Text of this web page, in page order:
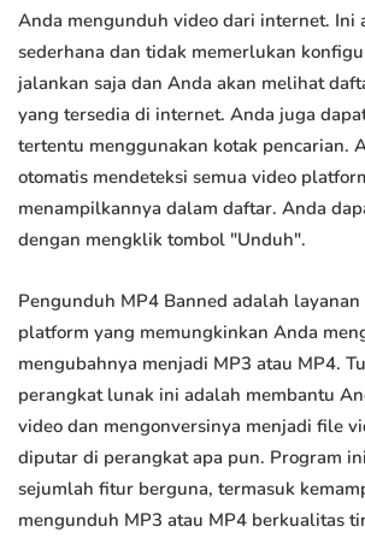
Anda mengunduh video dari internet. Ini
sederhana dan tidak memerlukan
jalankan saja dan Anda akan melihat
yang tersedia di internet. Anda juga
tertentu menggunakan kotak pencarian.
otomatis mendeteksi semua video
menampilkannya dalam daftar. Anda
dengan mengklik tombol "Unduh".
Pengunduh MP4 Banned adalah
platform yang memungkinkan Anda
mengubahnya menjadi MP3 atau MP4.
perangkat lunak ini adalah membantu
video dan mengonversinya menjadi file
diputar di perangkat apa pun. Program
sejumlah fitur berguna, termasuk
mengunduh MP3 atau MP4 berkualitas